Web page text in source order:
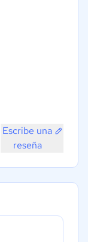
Escribe una
reseña